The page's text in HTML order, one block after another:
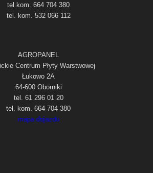
tel.kom. 664 704 380
tel. kom. 532 066 112
AGROPANEL
Centrum Płyty Warstwowej
Łukowo 2A
64-600 Oborniki
tel. 61 296 01 20
tel. kom. 664 704 380
mapa dojazdu